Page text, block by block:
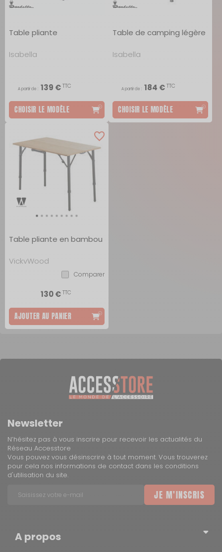
Table pliante
Isabella
A partir de : 139 €TTC
CHOISIR LE MODÈLE
Table de camping légère
Isabella
A partir de : 184 €TTC
CHOISIR LE MODÈLE
Table pliante en bambou
VickyWood
Comparer
130 €TTC
AJOUTER AU PANIER
Newsletter
N’hésitez pas à vous inscrire pour recevoir les actualités du
Réseau Accesstore
Vous pouvez vous désinscrire à tout moment. Vous trouverez
pour cela nos informations de contact dans les conditions
d'utilisation du site.
JE M'INSCRIS
A propos